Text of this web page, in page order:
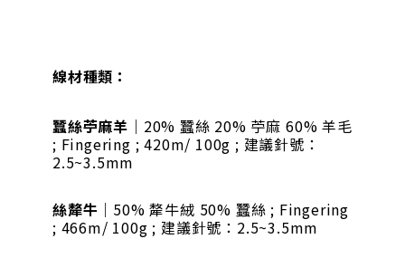
線材種類：
蠶絲苧麻羊 ｜20% 蠶絲 20% 苧麻 60% 羊毛
; Fingering ; 420m/ 100g ; 建議針號：
2.5~3.5mm
絲犛牛 ｜50% 犛牛絨 50% 蠶絲 ; Fingering
; 466m/ 100g ; 建議針號：2.5~3.5mm